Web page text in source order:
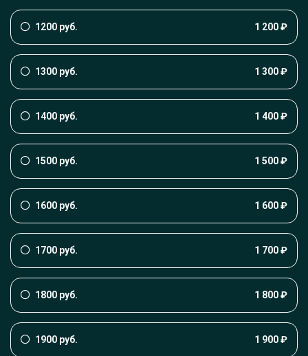
1200 руб. 1 200 ₽
1300 руб. 1 300 ₽
1400 руб. 1 400 ₽
1500 руб. 1 500 ₽
1600 руб. 1 600 ₽
1700 руб. 1 700 ₽
1800 руб. 1 800 ₽
1900 руб. 1 900 ₽